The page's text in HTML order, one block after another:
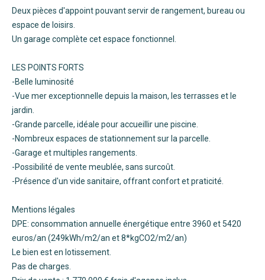
Deux pièces d'appoint pouvant servir de rangement, bureau ou
espace de loisirs.
Un garage complète cet espace fonctionnel.
LES POINTS FORTS
-Belle luminosité
-Vue mer exceptionnelle depuis la maison, les terrasses et le
jardin.
-Grande parcelle, idéale pour accueillir une piscine.
-Nombreux espaces de stationnement sur la parcelle.
-Garage et multiples rangements.
-Possibilité de vente meublée, sans surcoût.
-Présence d'un vide sanitaire, offrant confort et praticité.
Mentions légales
DPE: consommation annuelle énergétique entre 3960 et 5420
euros/an (249kWh/m2/an et 8*kgCO2/m2/an)
Le bien est en lotissement.
Pas de charges.